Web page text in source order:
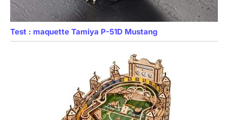
Test : maquette Tamiya P-51D Mustang